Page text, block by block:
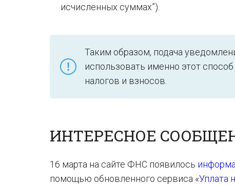
исчисленных суммах”).
Таким образом, подача
использовать именно этот
налогов и взносов.
ИНТЕРЕСНОЕ
16 марта на сайте ФНС появилось
помощью обновленного сервиса «Уплата